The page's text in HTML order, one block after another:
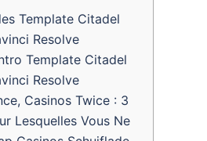
Template Citadel
Resolve
Template Citadel
Resolve
Casinos Twice : 3
Lesquelles Vous Ne